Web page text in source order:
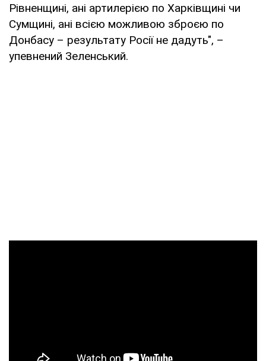
Рівненщині, ані артилерією по Харківщині чи
Сумщині, ані всією можливою зброєю по
Донбасу – результату Росії не дадуть", –
упевнений Зеленський.